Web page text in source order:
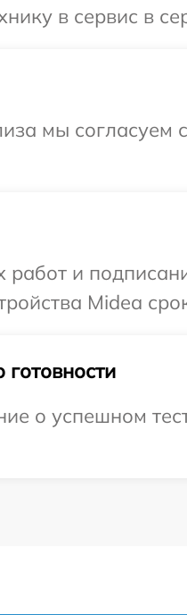
в сервис в
мы согласуем
работ и
Midea
о успешном